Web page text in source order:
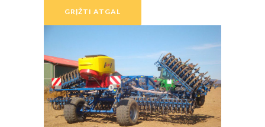
GRĮŽTI ATGAL